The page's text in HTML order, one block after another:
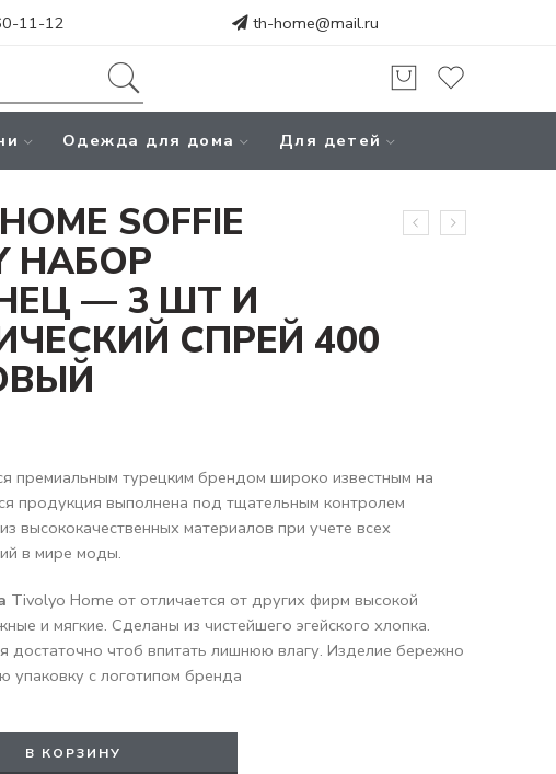
11-12 th-home@mail.ru
Одежда для дома Для детей
SOFFIE
НАБОР
— 3 ШТ И
СПРЕЙ 400
премиальным турецким брендом широко известным на
продукция выполнена под тщательным контролем
высококачественных материалов при учете всех
в мире моды.
Tivolyo Home от отличается от других фирм высокой
и мягкие. Сделаны из чистейшего эгейского хлопка.
достаточно чтоб впитать лишнюю влагу. Изделие бережно
упаковку с логотипом бренда
В КОРЗИНУ